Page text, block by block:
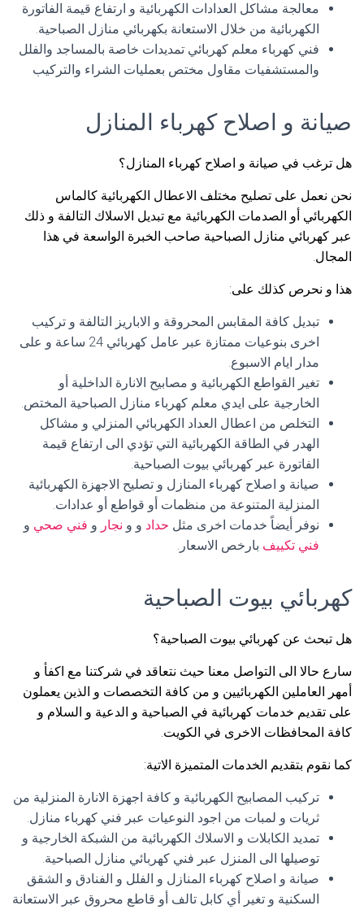
معالجة مشاكل العدادات الكهربائية و ارتفاع قيمة الفاتورة
الكهربائية من خلال الاستعانة بكهربائي منازل الصباحية.
فني كهرباء معلم كهربائي تمديدات خاصة بالمساجد والفلل
والمستشفيات مقاول مختص بعمليات الشراء والتركيب
صيانة و اصلاح كهرباء المنازل
هل ترغب في صيانة و اصلاح كهرباء المنازل؟
نحن نعمل على تصليح مختلف الاعطال الكهربائية كالماس
الكهربائي أو الصدمات الكهربائية مع تبديل الاسلاك التالفة و ذلك
عبر كهربائي منازل الصباحية صاحب الخبرة الواسعة في هذا
المجال.
هذا و نحرص كذلك على:
تبديل كافة المقابس المحروقة و الاباريز التالفة و تركيب
اخرى بنوعيات ممتازة عبر عامل كهربائي 24 ساعة و على
مدار ايام الاسبوع.
تغير القواطع الكهربائية و مصابيح الانارة الداخلية أو
الخارجية على ايدي معلم كهرباء منازل الصباحية المختص.
التخلص من اعطال العداد الكهربائي المنزلي و مشاكل
الهدر في الطاقة الكهربائية التي تؤدي الى ارتفاع قيمة
الفاتورة عبر كهربائي بيوت الصباحية.
صيانة و اصلاح كهرباء المنازل و تصليح الاجهزة الكهربائية
المنزلية المتنوعة من منظمات أو قواطع أو عدادات.
نوفر أيضاً خدمات اخرى مثل حداد و و نجار و فني صحي و
فني تكييف بارخص الاسعار.
كهربائي بيوت الصباحية
هل تبحث عن كهربائي بيوت الصباحية؟
سارع حالا الى التواصل معنا حيث نتعاقد في شركتنا مع اكفأ و
أمهر العاملين الكهربائيين و من كافة التخصصات و الذين يعملون
على تقديم خدمات كهربائية في الصباحية و الدعية و السلام و
كافة المحافظات الاخرى في الكويت.
كما نقوم بتقديم الخدمات المتميزة الاتية:
تركيب المصابيح الكهربائية و كافة اجهزة الانارة المنزلية من
ثريات و لمبات من اجود النوعيات عبر فني كهرباء منازل.
تمديد الكابلات و الاسلاك الكهربائية من الشبكة الخارجية و
توصيلها الى المنزل عبر فني كهربائي منازل الصباحية.
صيانة و اصلاح كهرباء المنازل و الفلل و الفنادق و الشقق
السكنية و تغير أي كابل تالف أو قاطع محروق عبر الاستعانة